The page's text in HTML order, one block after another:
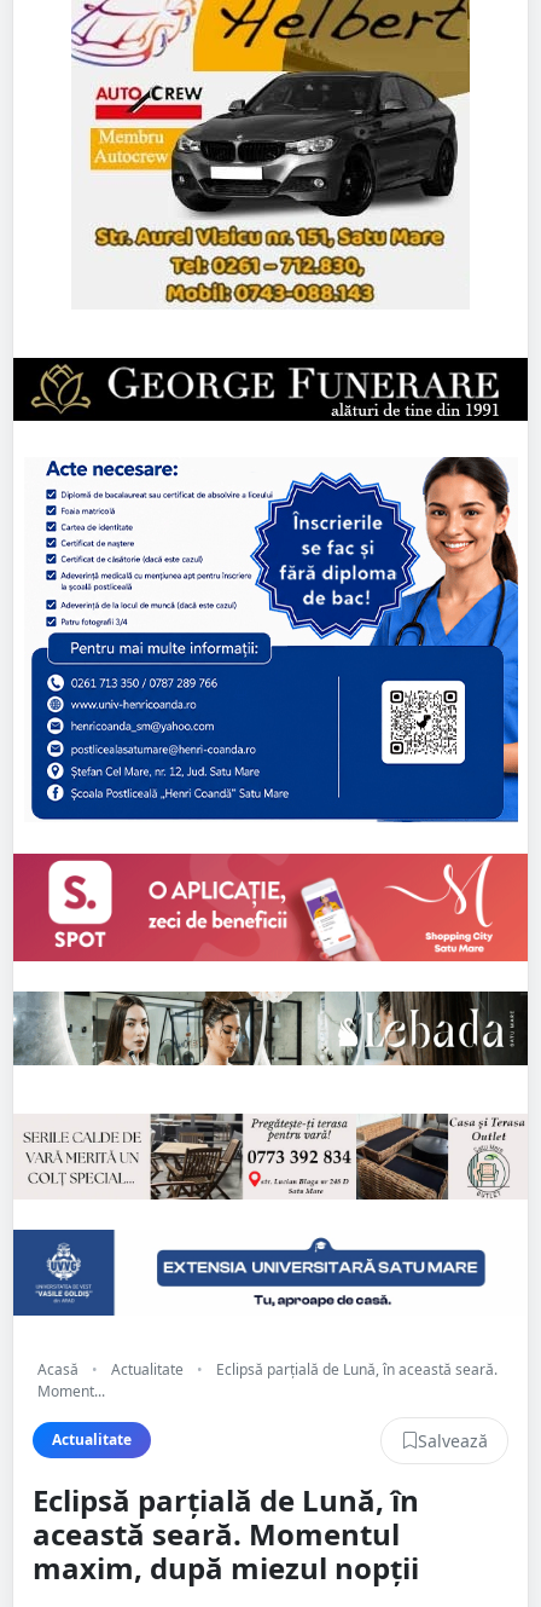
Acasă • Actualitate •
Eclipsă parțială de Lună, în această seară.
Moment...
Actualitate Salvează
Eclipsă parțială de Lună, în
această seară. Momentul
maxim, după miezul nopții